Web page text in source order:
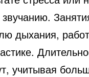
дыхания,
учитывая